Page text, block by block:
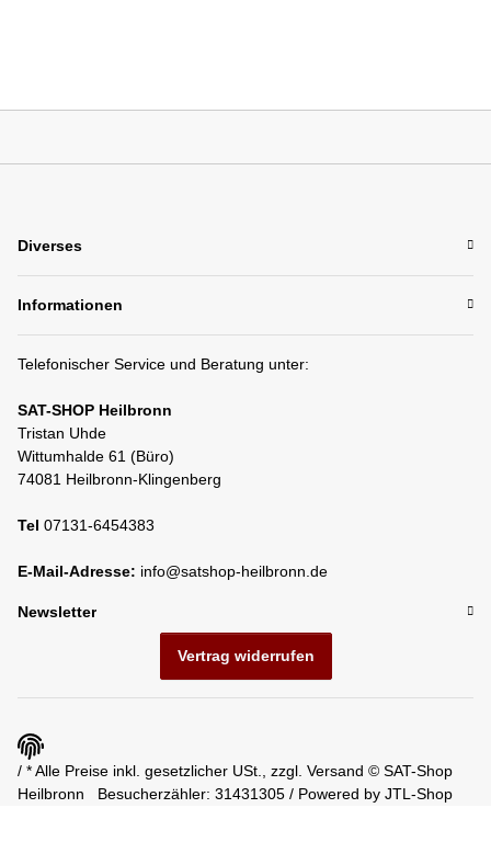
Diverses
Informationen
Telefonischer Service und Beratung unter:
SAT-SHOP Heilbronn
Tristan Uhde
Wittumhalde 61 (Büro)
74081 Heilbronn-Klingenberg
Tel 07131-6454383
E-Mail-Adresse: info@satshop-heilbronn.de
Newsletter
Vertrag widerrufen
/ * Alle Preise inkl. gesetzlicher USt., zzgl. Versand © SAT-Shop
Heilbronn
Besucherzähler: 31431305 / Powered by JTL-Shop